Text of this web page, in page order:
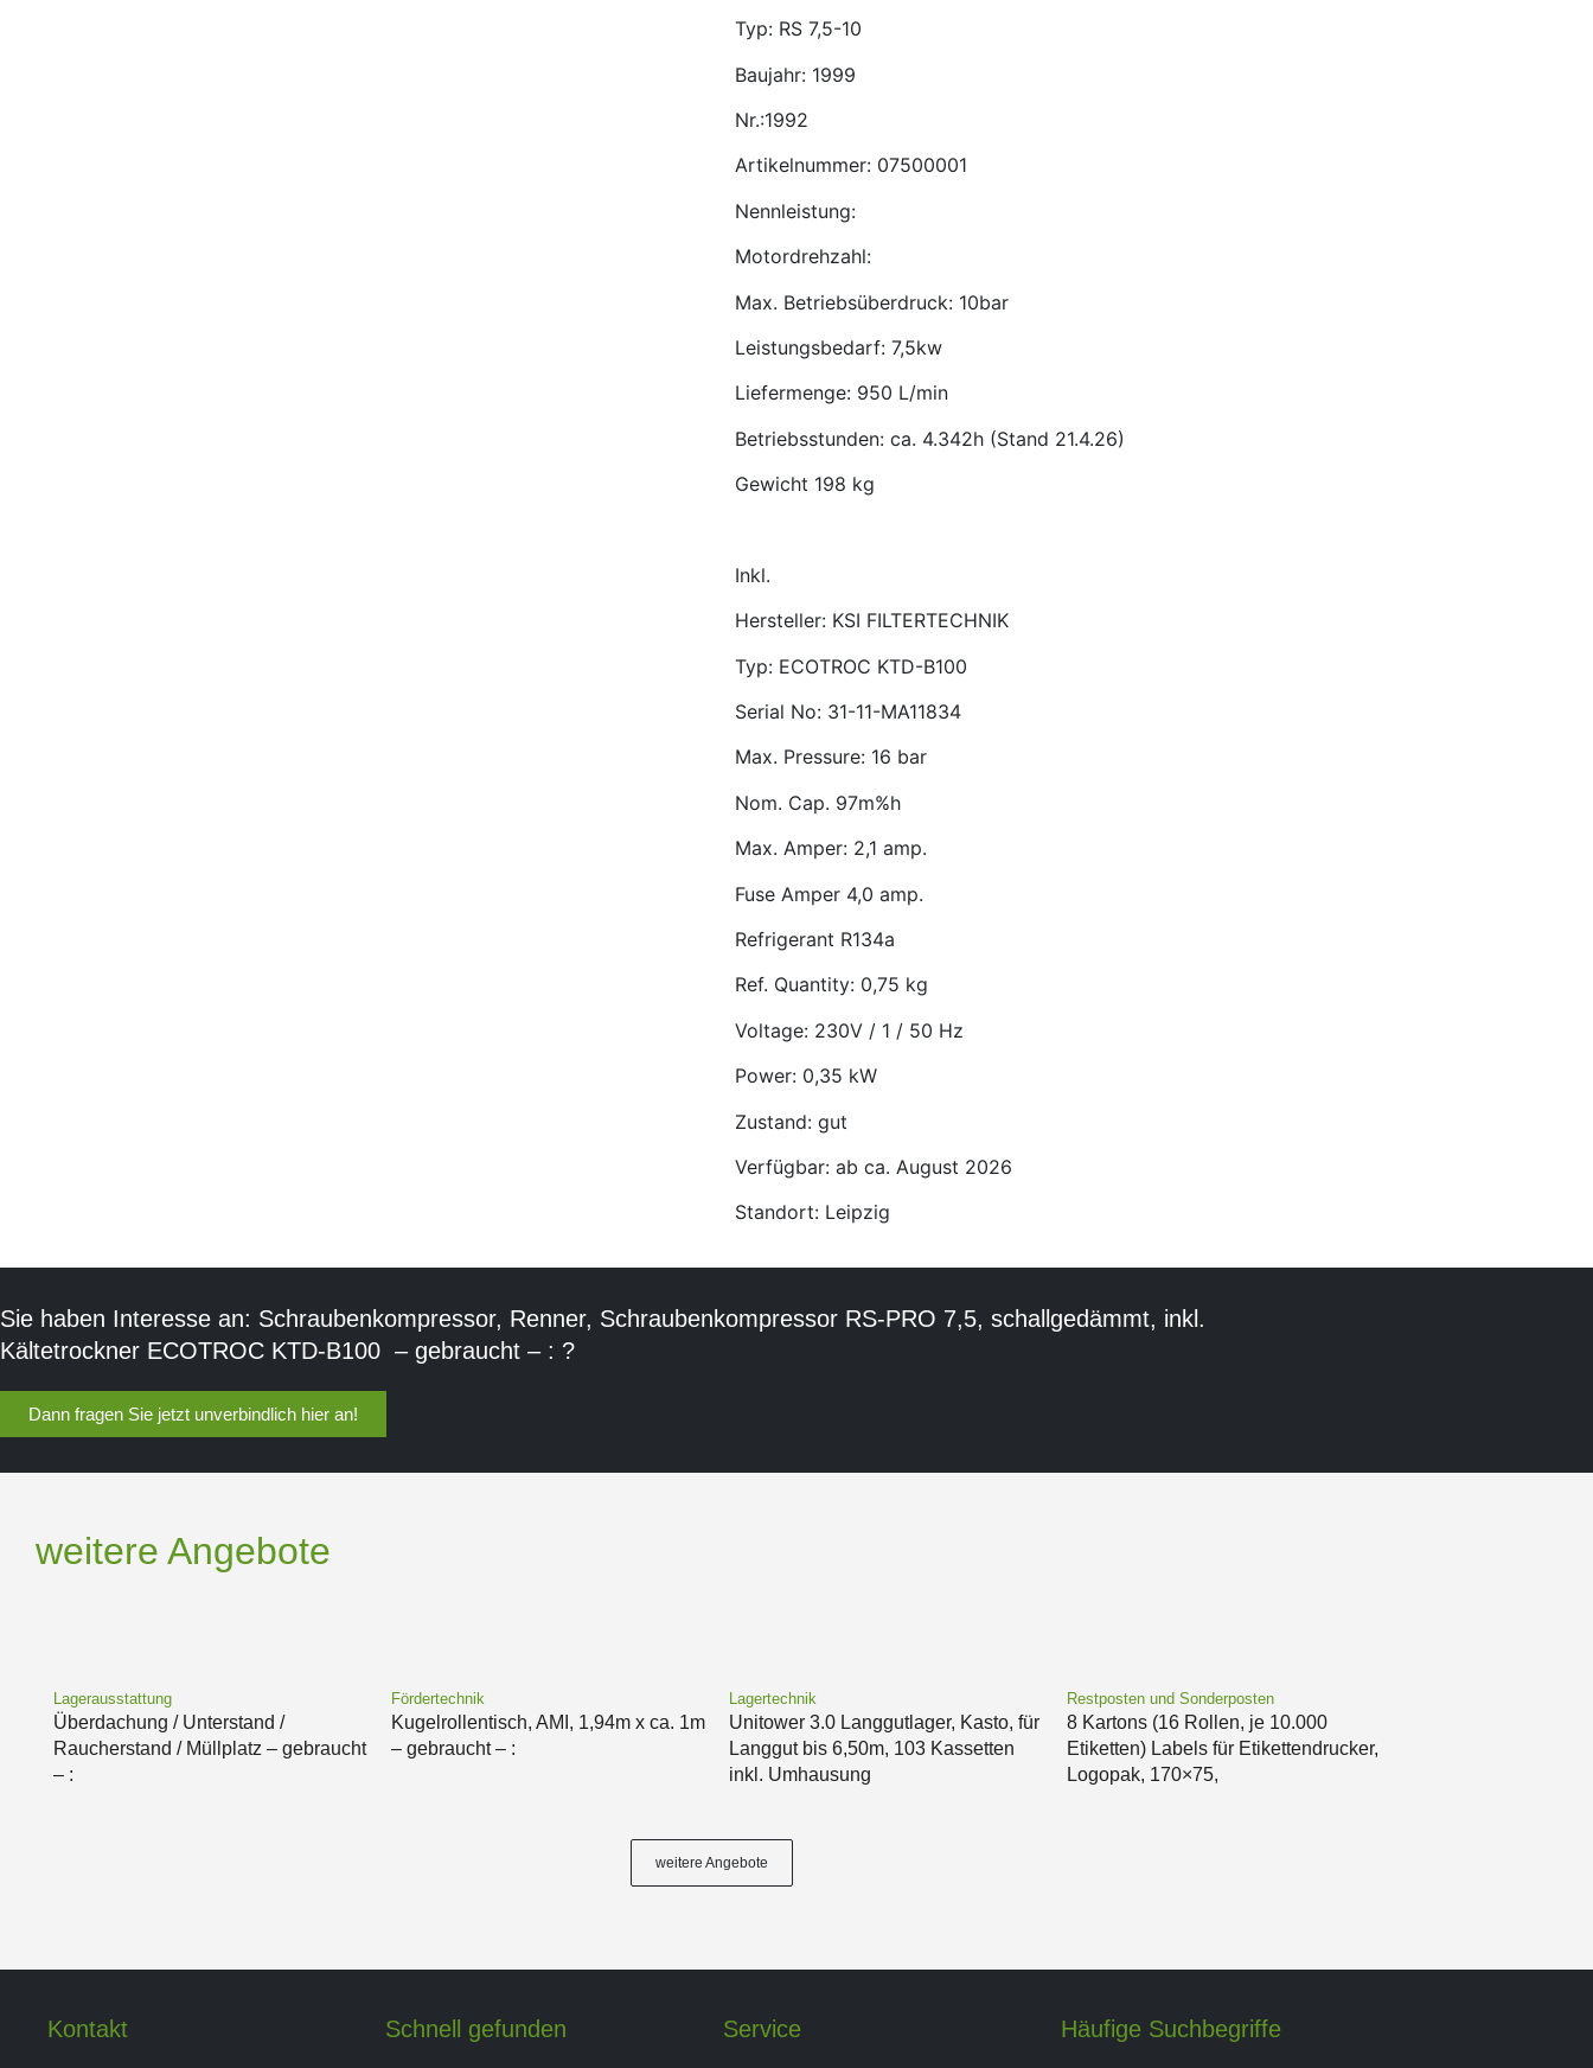
Typ: RS 7,5-10
Baujahr: 1999
Nr.:1992
Artikelnummer: 07500001
Nennleistung:
Motordrehzahl:
Max. Betriebsüberdruck: 10bar
Leistungsbedarf: 7,5kw
Liefermenge: 950 L/min
Betriebsstunden: ca. 4.342h (Stand 21.4.26)
Gewicht 198 kg
Inkl.
Hersteller: KSI FILTERTECHNIK
Typ: ECOTROC KTD-B100
Serial No: 31-11-MA11834
Max. Pressure: 16 bar
Nom. Cap. 97m%h
Max. Amper: 2,1 amp.
Fuse Amper 4,0 amp.
Refrigerant R134a
Ref. Quantity: 0,75 kg
Voltage: 230V / 1 / 50 Hz
Power: 0,35 kW
Zustand: gut
Verfügbar: ab ca. August 2026
Standort: Leipzig
Sie haben Interesse an: Schraubenkompressor, Renner, Schraubenkompressor RS-PRO 7,5, schallgedämmt, inkl.
Kältetrockner ECOTROC KTD-B100 – gebraucht – : ?
Dann fragen Sie jetzt unverbindlich hier an!
weitere Angebote
Lagerausstattung
Überdachung / Unterstand /
Raucherstand / Müllplatz – gebraucht
– :
Fördertechnik
Kugelrollentisch, AMI, 1,94m x ca. 1m
– gebraucht – :
Lagertechnik
Unitower 3.0 Langgutlager, Kasto, für
Langgut bis 6,50m, 103 Kassetten
inkl. Umhausung
Restposten und Sonderposten
8 Kartons (16 Rollen, je 10.000
Etiketten) Labels für Etikettendrucker,
Logopak, 170×75,
weitere Angebote
Kontakt Schnell gefunden Service Häufige Suchbegriffe